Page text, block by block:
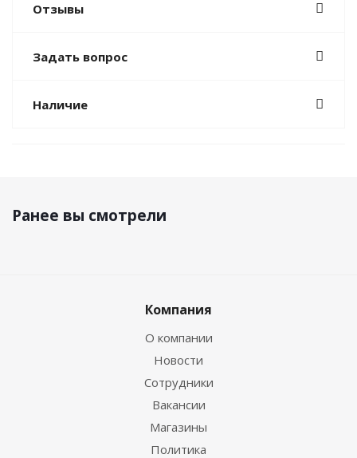
Отзывы
Задать вопрос
Наличие
Ранее вы смотрели
Компания
О компании
Новости
Сотрудники
Вакансии
Магазины
Политика